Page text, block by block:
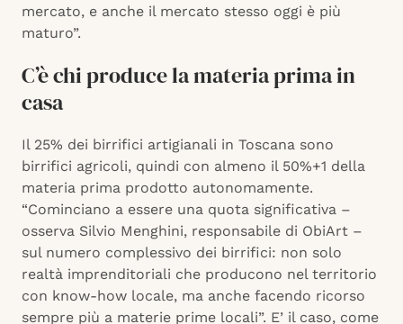
mercato, e anche il mercato stesso oggi è più
maturo”.
C’è chi produce la materia prima in
casa
Il 25% dei birrifici artigianali in Toscana sono
birrifici agricoli, quindi con almeno il 50%+1 della
materia prima prodotto autonomamente.
“Cominciano a essere una quota significativa –
osserva Silvio Menghini, responsabile di ObiArt –
sul numero complessivo dei birrifici: non solo
realtà imprenditoriali che producono nel territorio
con know-how locale, ma anche facendo ricorso
sempre più a materie prime locali”. E’ il caso, come